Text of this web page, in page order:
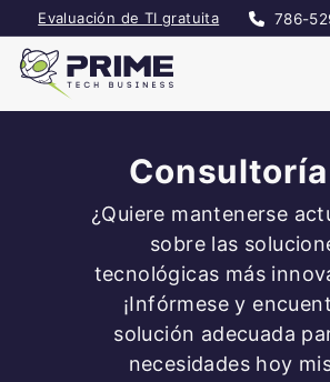
directamente
contenido
pausa
Evaluación de TI gratuita 786-
P
r
i
¿Quiere mantenerse
sobre las
tecnológicas más
¡Infórmese y
solución adecuada
necesidades hoy